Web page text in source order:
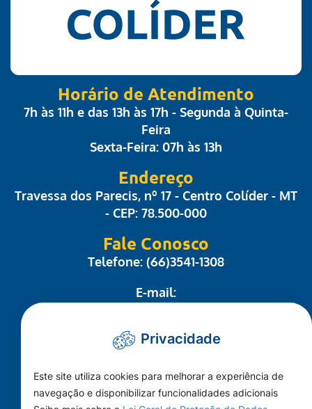
Horário de Atendimento
7h às 11h e das 13h às 17h - Segunda à Quinta-
Feira
Sexta-Feira: 07h às 13h
Endereço
Travessa dos Parecis, nº 17 - Centro Colíder - MT
- CEP: 78.500-000
Fale Conosco
Telefone: (66)3541-1308
E-mail:
administrativo@camaracolider.mt.gov.br
Mapa do Site
Conheça a Câmara
A Cidade
Privacidade
Este site utiliza cookies para melhorar a experiência de
navegação e disponibilizar funcionalidades adicionais